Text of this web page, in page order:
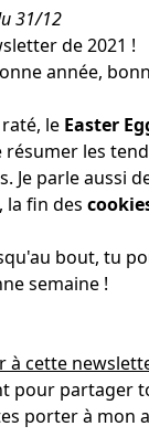
31/12
de 2021 !
année,
le Easter
résumer les
Je parle aussi
fin des
bout, tu
semaine !
à cette
pour partager
porter à mon